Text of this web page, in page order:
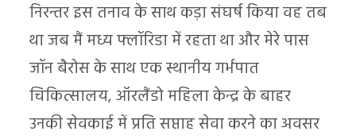
निरन्तर इस तनाव के साथ कड़ा संघर्ष किया वह तब
था जब मैं मध्य फ्लॉरिडा में रहता था और मेरे पास
जॉन बैरोस के साथ एक स्थानीय गर्भपात
चिकित्सालय, ऑरलैंडो महिला केन्द्र के बाहर
उनकी सेवकाई में प्रति सप्ताह सेवा करने का अवसर